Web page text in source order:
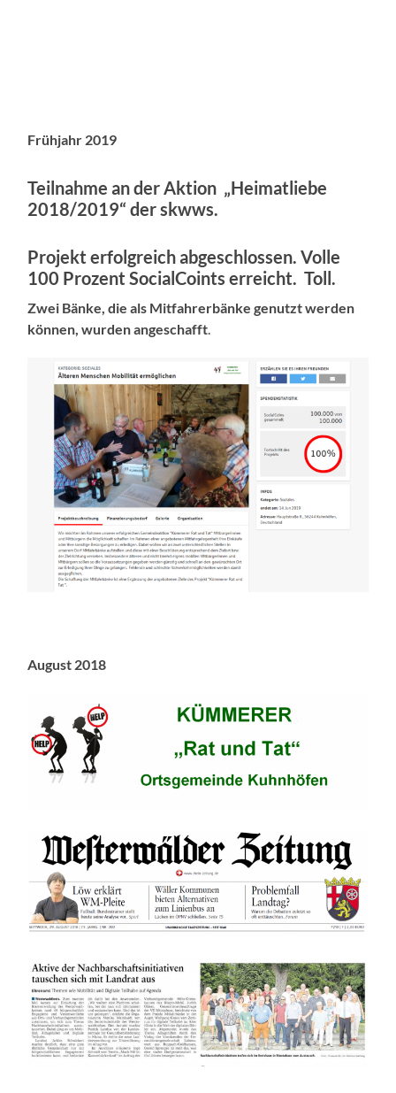
Frühjahr 2019
Teilnahme an der Aktion „Heimatliebe
2018/2019“ der skwws.
Projekt erfolgreich abgeschlossen. Volle
100 Prozent SocialCoints erreicht. Toll.
Zwei Bänke, die als Mitfahrerbänke genutzt werden
können, wurden angeschafft.
August 2018